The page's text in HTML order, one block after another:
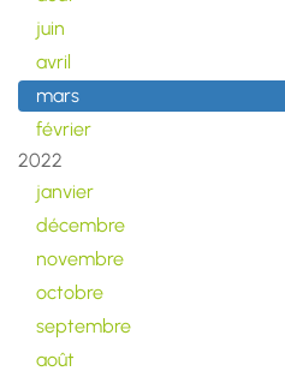
juin
avril
mars
février
2022
janvier
décembre
novembre
octobre
septembre
août